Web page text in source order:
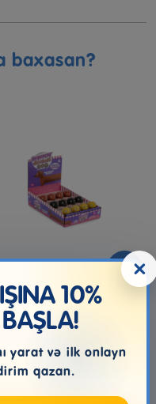
baxasan?
Stretchy Sausage Dog
7.99₼
×
10%
yarat və ilk onlayn
qazan.